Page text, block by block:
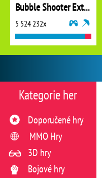
Kategorie her
Doporučené hry
MMO Hry
3D hry
Bojové hry
Bubble Shooter Extreme
5 524 232x